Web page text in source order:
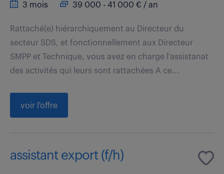
3 mois
39 000 - 41 000 € / an
Rattaché(e) hiérarchiquement au Directeur du
secteur SDS, et fonctionnellement aux Directeur
SMPP et Technique, vous avez en charge l'assistanat
des activités qui leurs sont rattachées A ce...
voir l'offre
assistant export (f/h)